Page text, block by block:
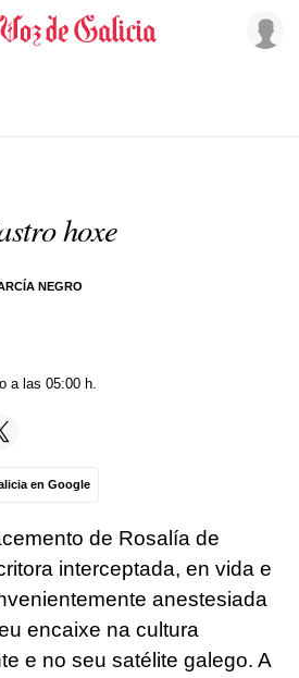
hoxe
NEGRO
a las 05:00 h.
en Google
de Rosalía de
interceptada, en vida e
anestesiada
encaixe na cultura
e no seu satélite galego. A